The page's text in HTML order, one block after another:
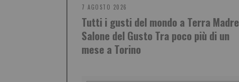
7 AGOSTO 2026
Tutti i gusti del mondo a Terra Madre
Salone del Gusto Tra poco più di un
mese a Torino